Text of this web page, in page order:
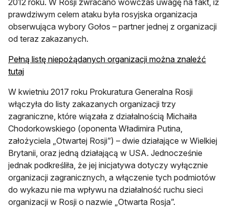
2012 roku. W Rosji zwracano wówczas uwagę na fakt, iż
prawdziwym celem ataku była rosyjska organizacja
obserwująca wybory Gołos – partner jednej z organizacji
od teraz zakazanych.
Pełną listę niepożądanych organizacji można znaleźć
tutaj
W kwietniu 2017 roku Prokuratura Generalna Rosji
włączyła do listy zakazanych organizacji trzy
zagraniczne, które wiązała z działalnością Michaiła
Chodorkowskiego (oponenta Władimira Putina,
założyciela „Otwartej Rosji”) – dwie działające w Wielkiej
Brytanii, oraz jedną działającą w USA. Jednocześnie
jednak podkreśliła, że jej inicjatywa dotyczy wyłącznie
organizacji zagranicznych, a włączenie tych podmiotów
do wykazu nie ma wpływu na działalność ruchu sieci
organizacji w Rosji o nazwie „Otwarta Rosja”.